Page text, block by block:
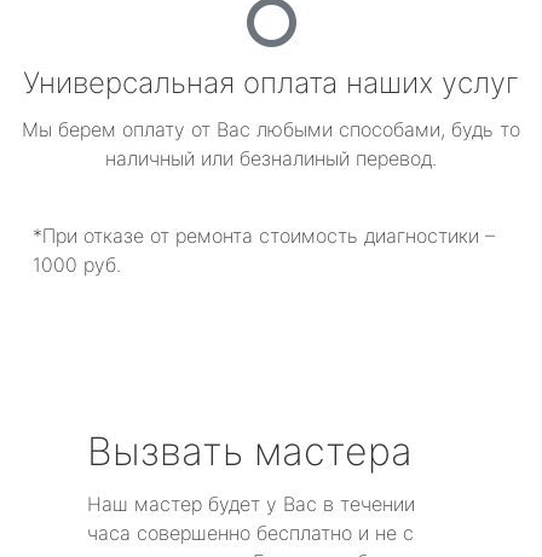
Универсальная оплата наших услуг
Мы берем оплату от Вас любыми способами, будь то
наличный или безналиный перевод.
*При отказе от ремонта стоимость диагностики –
1000 руб.
Вызвать мастера
Наш мастер будет у Вас в течении
часа совершенно бесплатно и не с